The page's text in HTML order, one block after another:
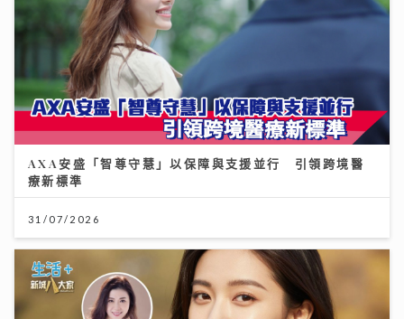
AXA安盛「智尊守慧」以保障與支援並行 引領跨境醫
療新標準
31/07/2026